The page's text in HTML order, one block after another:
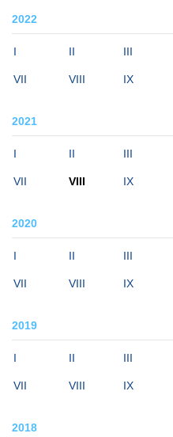
2022
I II III
VII VIII IX
2021
I II III
VII VIII IX
2020
I II III
VII VIII IX
2019
I II III
VII VIII IX
2018